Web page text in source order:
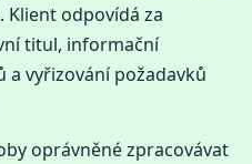
Klient odpovídá za
titul, informační
vyřizování požadavků
oprávněné zpracovávat